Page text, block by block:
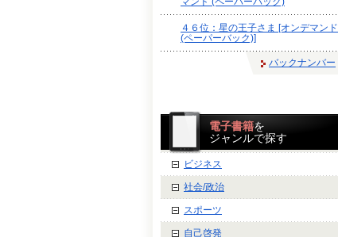
４６位：星の王子さま [オンデマンド
(ペーパーバック)]
バックナンバー
電子書籍を
ジャンルで探す
ビジネス
社会/政治
スポーツ
自己啓発